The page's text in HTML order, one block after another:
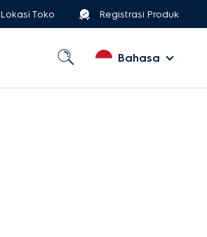
Lokasi Toko Registrasi Produk
Bahasa